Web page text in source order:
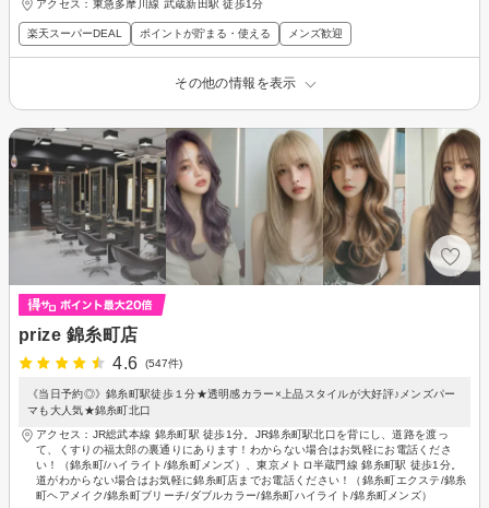
アクセス：東急多摩川線 武蔵新田駅 徒歩1分
楽天スーパーDEAL ポイントが貯まる・使える メンズ歓迎
その他の情報を表示
prize 錦糸町店
4.6
(547件)
《当日予約◎》錦糸町駅徒歩１分★透明感カラー×上品スタイルが大好評♪メンズパー
マも大人気★錦糸町北口
アクセス：JR総武本線 錦糸町駅 徒歩1分。JR錦糸町駅北口を背にし、道路を渡っ
て、くすりの福太郎の裏通りにあります！わからない場合はお気軽にお電話くださ
い！（錦糸町/ハイライト/錦糸町メンズ）、東京メトロ半蔵門線 錦糸町駅 徒歩1分。
道がわからない場合はお気軽に錦糸町店までお電話ください！（錦糸町エクステ/錦糸
町ヘアメイク/錦糸町ブリーチ/ダブルカラー/錦糸町ハイライト/錦糸町メンズ）